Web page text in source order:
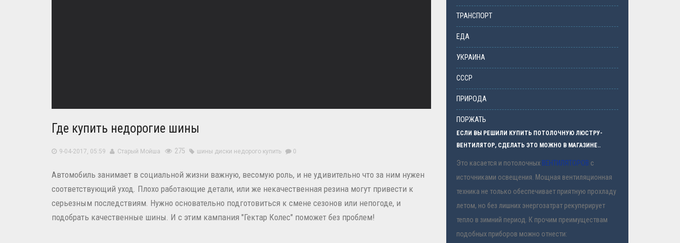
Где купить недорогие шины
9-04-2017, 05:59 Старый Мойша 275 шины диски недорого купить 0
Автомобиль занимает в социальной жизни важную, весомую роль, и не удивительно что за ним нужен
соответствующий уход. Плохо работающие детали, или же некачественная резина могут привести к
серьезным последствиям. Нужно основательно подготовиться к смене сезонов или непогоде, и
подобрать качественные шины. И с этим кампания "Гектар Колес" поможет без проблем!
ТРАНСПОРТ
ЕДА
УКРАИНА
СССР
ПРИРОДА
ПОРЖАТЬ
ЕСЛИ ВЫ РЕШИЛИ КУПИТЬ ПОТОЛОЧНУЮ ЛЮСТРУ-
ВЕНТИЛЯТОР, СДЕЛАТЬ ЭТО МОЖНО В МАГАЗИНЕ..
Это касается и потолочных ВЕНТИЛЯТОРОВ с
источниками освещения. Мощная вентиляционная
техника не только обеспечивает приятную прохладу
летом, но без лишних энергозатрат рекуперирует
тепло в зимний период. К прочим преимуществам
подобных приборов можно отнести: